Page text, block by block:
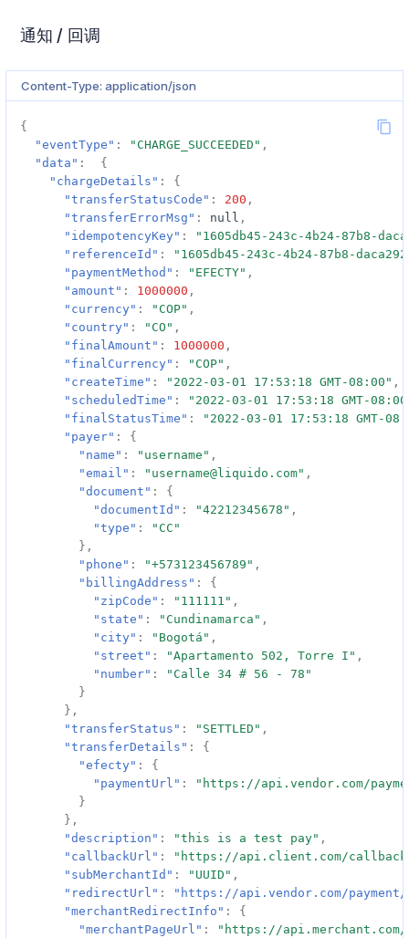
通知 / 回调
Content-Type: application/json
{
"eventType" : "CHARGE_SUCCEEDED" ,
"data" :
{
"chargeDetails" :
{
"transferStatusCode" : 200 ,
"transferErrorMsg" : null ,
"idempotencyKey" :
"1605db45-243c-4b24-87b8-
"referenceId" :
"1605db45-243c-4b24-87b8-
"paymentMethod" : "EFECTY" ,
"amount" : 1000000 ,
"currency" : "COP" ,
"country" : "CO" ,
"finalAmount" : 1000000 ,
"finalCurrency" : "COP" ,
"createTime" : "2022-03-01 17:53:18 GMT-08:00" ,
"scheduledTime" :
"2022-03-01 17:53:18 GMT-
"finalStatusTime" :
"2022-03-01 17:53:18 GMT-
"payer" :
{
"name" : "username" ,
"email" : "username@liquido.com" ,
"document" :
{
"documentId" : "42212345678" ,
"type" :
"CC"
},
"phone" : "+573123456789" ,
"billingAddress" :
{
"zipCode" : "111111" ,
"state" : "Cundinamarca" ,
"city" : "Bogotá" ,
"street" : "Apartamento 502, Torre I" ,
"number" :
"Calle 34 # 56 - 78"
}
},
"transferStatus" : "SETTLED" ,
"transferDetails" :
{
"efecty" :
{
"paymentUrl" :
"https://api.vendor.com/
}
},
"description" : "this is a test pay" ,
"callbackUrl" :
"https://api.client.com/
"subMerchantId" : "UUID" ,
"redirectUrl" :
"https://api.vendor.com/
"merchantRedirectInfo" :
{
"merchantPageUrl" :
"https://api.merchant.com/